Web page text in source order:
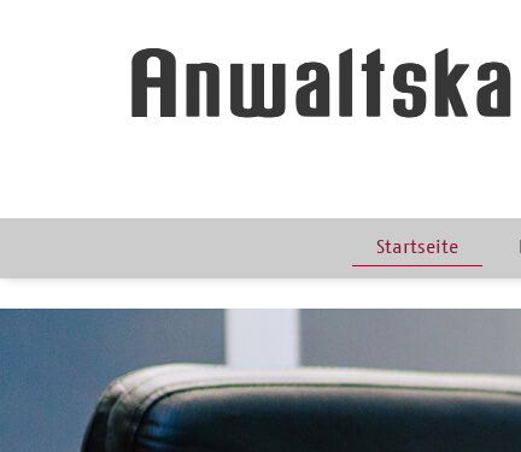
Startseite